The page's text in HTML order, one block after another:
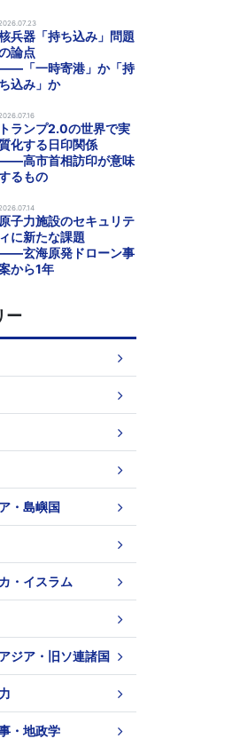
兵器「持ち込み」問題
論点
「一時寄港」か「持
ち込み」か
トランプ2.0の世界で実
化する日印関係
高市首相訪印が意味
るもの
原子力施設のセキュリテ
ィに新たな課題
玄海原発ドローン事
から1年
ー
・島嶼国
・イスラム
ジア・旧ソ連諸国
・地政学